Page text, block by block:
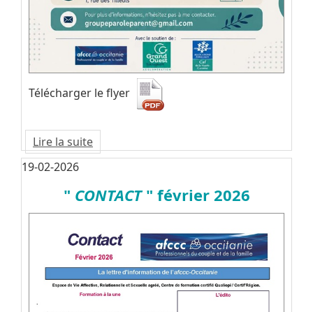
Télécharger le flyer
Lire la suite
19-02-2026
" CONTACT" février 2026